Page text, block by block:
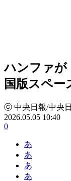
ハンファ
国版スペー
ⓒ 中央日報/中央
2026.05.05 10:40
0
あ
あ
あ
あ